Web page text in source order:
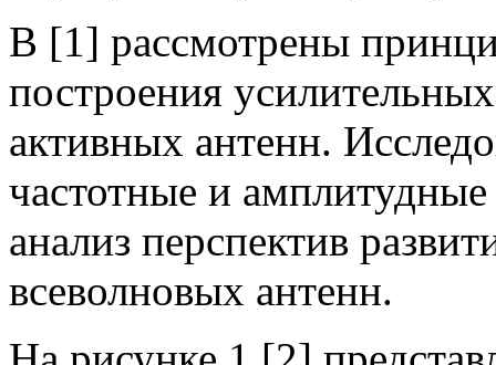
В [1] рассмотрены
построения
активных антенн.
частотные и
анализ перспектив
всеволновых антенн.